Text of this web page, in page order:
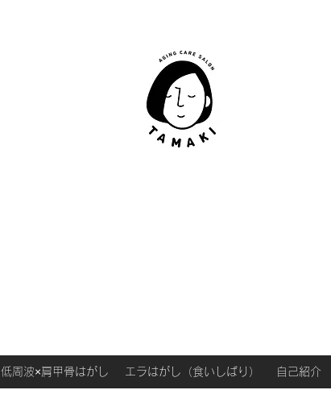
低周波×肩甲骨はがし エラはがし（食いしばり） 自己紹介